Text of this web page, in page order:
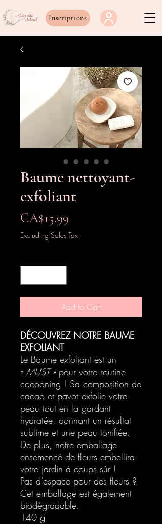
Inscriptions
Baume nettoyant-
exfoliant
CA$15.99
Excluding Sales Tax
Add to Cart
DÉCOUVREZ NOTRE BAUME
EXFOLIANT
Le Baume exfoliant est un
« MUST» pour votre routine
cocooning ! Sa composition de
cacao et pavot exfolie votre
peau tout en la gardant
hydratée, donnant un résultat
sublime et une peau tonifiée.
De plus, notre emballage
ensemencé de fleurs embellira
votre jardin à coups sûr !
Pas d’espace pour des fleurs ?
Cet emballage est également
biodégradable.
140 g